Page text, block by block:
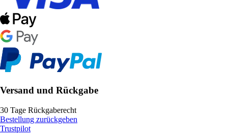
Versand und Rückgabe
30 Tage Rückgaberecht
Bestellung zurückgeben
Trustpilot